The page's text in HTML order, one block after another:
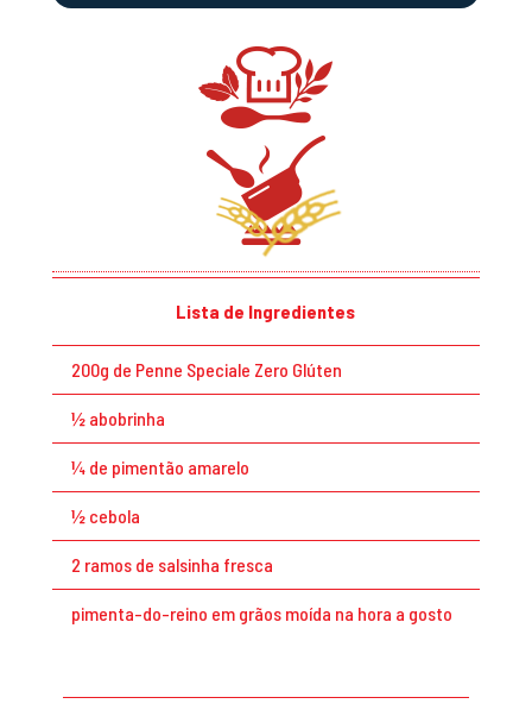
Lista de Ingredientes
200g de Penne Speciale Zero Glúten
½ abobrinha
¼ de pimentão amarelo
½ cebola
2 ramos de salsinha fresca
pimenta-do-reino em grãos moída na hora a gosto